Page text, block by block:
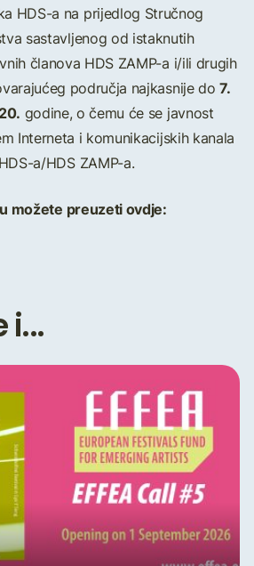
HDS-a na prijedlog Stručnog
sastavljenog od istaknutih
članova HDS ZAMP-a i/ili drugih
područja najkasnije do7.
godine, o čemu će se javnost
Interneta i komunikacijskih kanala
HDS-a/HDS ZAMP-a.
možete preuzeti ovdje:
i...